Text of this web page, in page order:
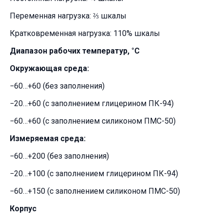
Переменная нагрузка: ⅔ шкалы
Кратковременная нагрузка: 110% шкалы
Диапазон рабочих температур, °C
Окружающая среда:
−60…+60 (без заполнения)
−20…+60 (с заполнением глицерином ПК-94)
−60…+60 (с заполнением силиконом ПМС-50)
Измеряемая среда:
−60…+200 (без заполнения)
−20…+100 (с заполнением глицерином ПК-94)
−60…+150 (с заполнением силиконом ПМС-50)
Корпус